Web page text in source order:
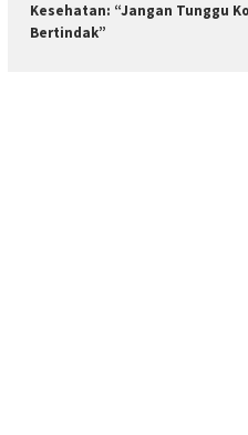
Kesehatan: “Jangan Tunggu
Bertindak”